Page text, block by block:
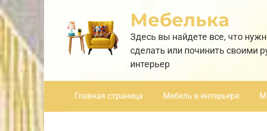
Перейти
к
контенту
Мебелька
Здесь вы найдете все, что
сделать или починить своими
интерьер
Главная страница Мебель в интерьере